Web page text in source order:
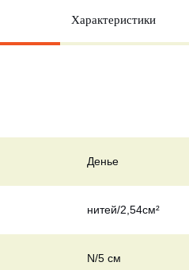
Характеристики
Денье
нитей/2,54см²
N/5 см